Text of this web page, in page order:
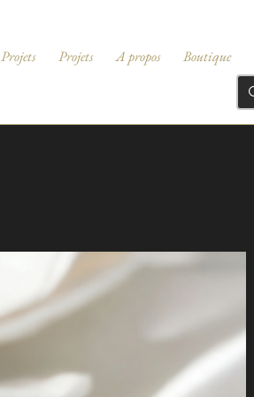
Projets Projets A propos Boutique